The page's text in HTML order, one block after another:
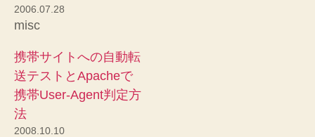
2006.07.28
misc
携帯サイトへの自動転
送テストとApacheで
携帯User-Agent判定方
法
2008.10.10